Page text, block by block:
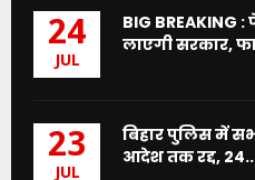
24
JUL
BIG
लाएगी सरकार,
23
JUL
बिहार पुलिस में
आदेश तक रद्द,